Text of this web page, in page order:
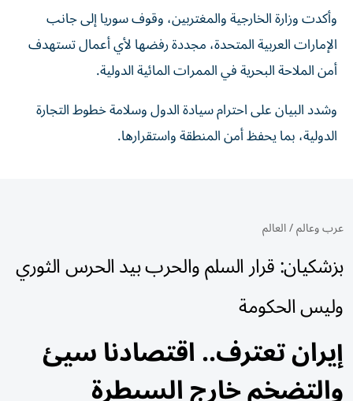
وأكدت وزارة الخارجية والمغتربين، وقوف سوريا إلى ‏جانب
الإمارات العربية المتحدة، مجددة رفضها لأي أعمال تستهدف
أمن الملاحة ‏البحرية في الممرات المائية الدولية.‏
وشدد البيان على احترام سيادة الدول وسلامة خطوط التجارة
الدولية، بما ‏يحفظ أمن المنطقة واستقرارها.‏
عرب وعالم/العالم
بزشكيان: قرار السلم والحرب بيد الحرس الثوري
وليس الحكومة
إيران تعترف.. اقتصادنا سيئ